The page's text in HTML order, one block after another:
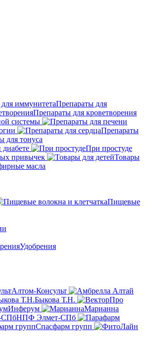
Препараты для
Препараты для кроветворения
системы
Препараты
для тонуса
При простуде
привычек
Товары
масла
Пищевые
Удобрения
Алтом-Консульт
Быкова Т.Н.
Инферум
Марианна
НПФ Элмет-СПб
Спасфарм групп